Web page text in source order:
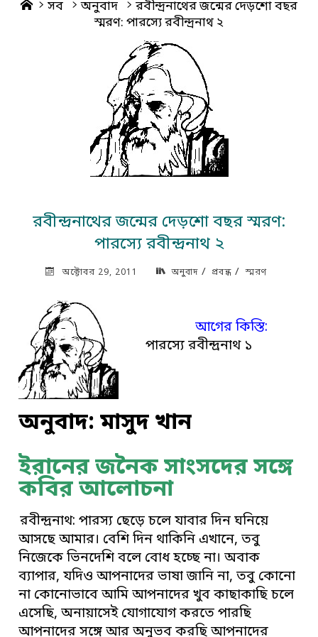
Home
সব অনুবাদ
রবীন্দ্রনাথের জন্মের দেড়শো বছর
স্মরণ: পারস্যে রবীন্দ্রনাথ ২
রবীন্দ্রনাথের জন্মের দেড়শো বছর স্মরণ:
পারস্যে রবীন্দ্রনাথ ২
অক্টোবর 29, 2011 অনুবাদ/ প্রবন্ধ / স্মরণ
আগের কিস্তি:
পারস্যে রবীন্দ্রনাথ ১
অনুবাদ: মাসুদ খান
ইরানের জনৈক সাংসদের সঙ্গে
কবির আলোচনা
রবীন্দ্রনাথ: পারস্য ছেড়ে চলে যাবার দিন ঘনিয়ে
আসছে আমার। বেশি দিন থাকিনি এখানে, তবু
নিজেকে ভিনদেশি বলে বোধ হচ্ছে না। অবাক
ব্যাপার, যদিও আপনাদের ভাষা জানি না, তবু কোনো
না কোনোভাবে আমি আপনাদের খুব কাছাকাছি চলে
এসেছি, অনায়াসেই যোগাযোগ করতে পারছি
আপনাদের সঙ্গে আর অনুভব করছি আপনাদের